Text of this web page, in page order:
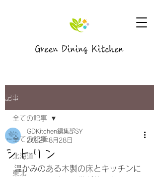
Green Dining Kitchen
記事
全ての記事
北海道
東北
全ての記事
シトリン
GDKitchen編集部SY
2022年8月28日
温かみのある木製の床とキッチンに